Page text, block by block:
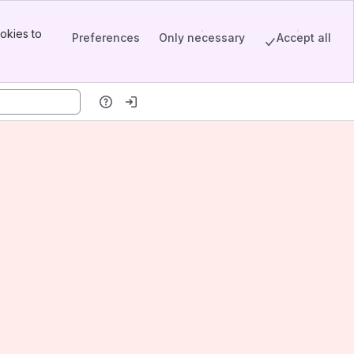
to
Preferences Only necessary Accept all